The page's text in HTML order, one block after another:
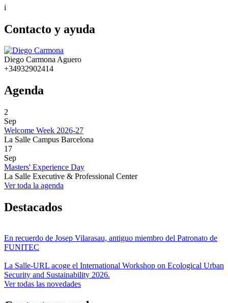
i
Contacto y ayuda
Diego Carmona Aguero
+34932902414
Agenda
2
Sep
Welcome Week 2026-27
La Salle Campus Barcelona
17
Sep
Masters' Experience Day
La Salle Executive & Professional Center
Ver toda la agenda
Destacados
En recuerdo de Josep Vilarasau, antiguo miembro del Patronato de
FUNITEC
La Salle-URL acoge el International Workshop on Ecological Urban
Security and Sustainability 2026.
Ver todas las novedades